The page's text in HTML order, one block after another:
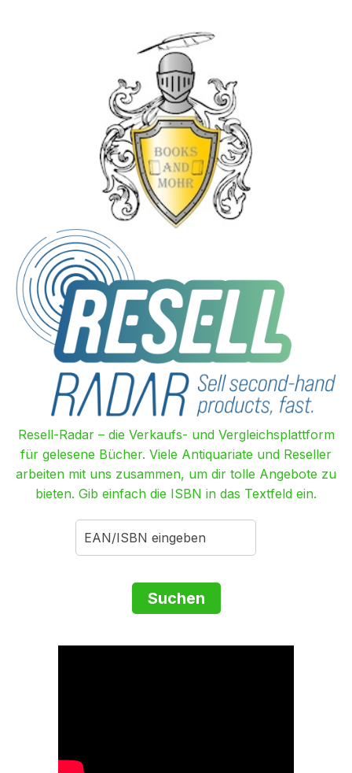
Resell-Radar – die Verkaufs- und Vergleichsplattform
für gelesene Bücher. Viele Antiquariate und Reseller
arbeiten mit uns zusammen, um dir tolle Angebote zu
bieten. Gib einfach die ISBN in das Textfeld ein.